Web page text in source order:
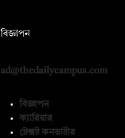
বিজ্ঞাপন
ad@thedailycampus.com
বিজ্ঞাপন
ক্যারিয়ার
টেক্সট কনভার্টার